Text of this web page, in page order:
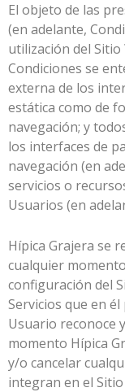
El objeto de las
(en adelante,
utilización del Sitio
Condiciones se
externa de los
estática como de
navegación; y
los interfaces de
navegación (en
servicios o
Usuarios (en
Hípica Grajera se
cualquier
configuración del
Servicios que en
Usuario reconoce
momento Hípica
y/o cancelar
integran en el Sitio